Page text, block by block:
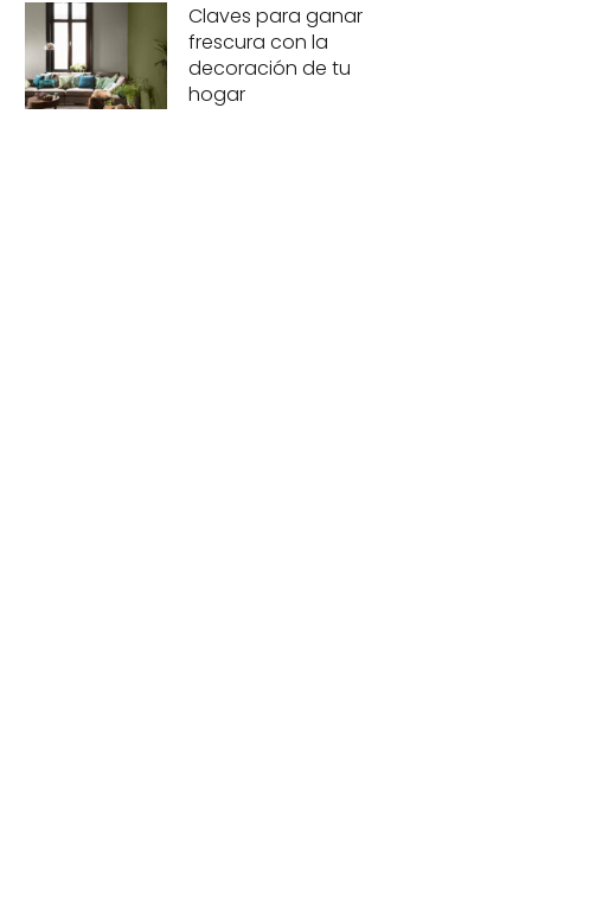
Claves para ganar
frescura con la
decoración de tu
hogar